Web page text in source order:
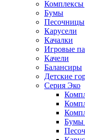
Комплексы
Бумы
Песочницы
Карусели
Качалки
Игровые
Качели
Балансиры
Детские
Серия Эко
Бумы